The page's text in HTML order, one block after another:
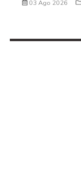
03 Ago 2026